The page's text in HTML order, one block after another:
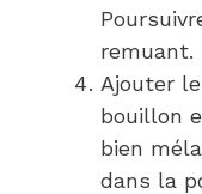
remuant.
Ajouter
bouillon
bien
dans la